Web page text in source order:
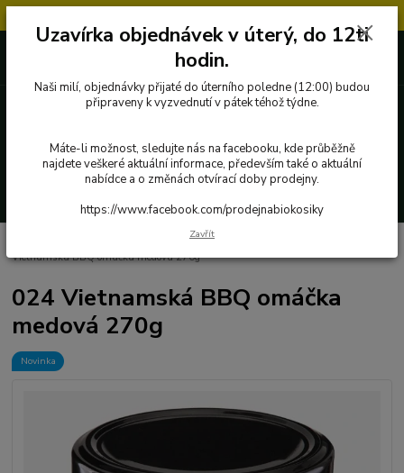
727 862 655, 737 283 505
Fermentované potraviny
Vietnamská BBQ omáčka medová 270g
024 Vietnamská BBQ omáčka
medová 270g
Novinka
Uzavírka objednávek v úterý, do 12ti
hodin.
Naši milí, objednávky přijaté do úterního poledne (12:00) budou
připraveny k vyzvednutí v pátek téhož týdne.
Máte-li možnost, sledujte nás na facebooku, kde průběžně
najdete veškeré aktuální informace, především také o aktuální
nabídce a o změnách otvírací doby prodejny.
https://www.facebook.com/prodejnabiokosiky
Zavřít